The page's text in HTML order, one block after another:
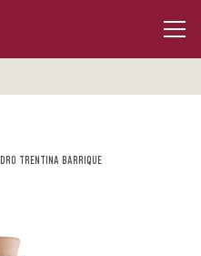
TRENTINA BARRIQUE